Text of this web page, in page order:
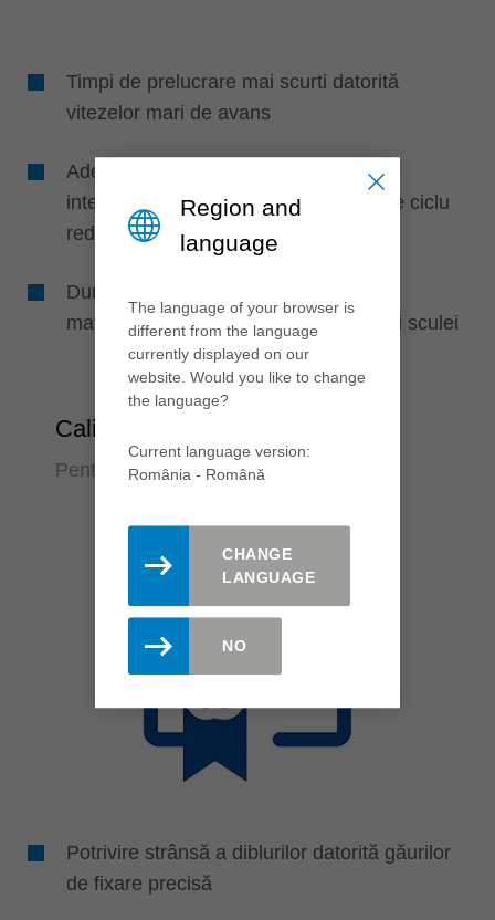
Timpi de prelucrare mai scurti datorită
vitezelor mari de avans
Adesea, nu este necesară golirea
intermediară în timpul gauririi (timpi de ciclu
redusi)
Durată lungă de viață a sculei datorită
materialului de tăiere HS și geometriei sculei
Calitate
Pentru gauri perfecte din lemn masiv
Potrivire strânsă a diblurilor datorită găurilor
de fixare precisă
Region and
language
The language of your browser is
different from the language
currently displayed on our
website. Would you like to change
the language?
Current language version:
România - Română
CHANGE
LANGUAGE
NO